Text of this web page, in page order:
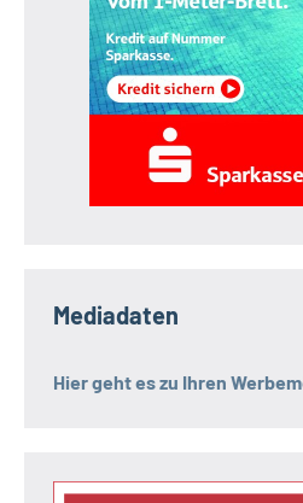
Mediadaten
Hier geht es zu Ihren